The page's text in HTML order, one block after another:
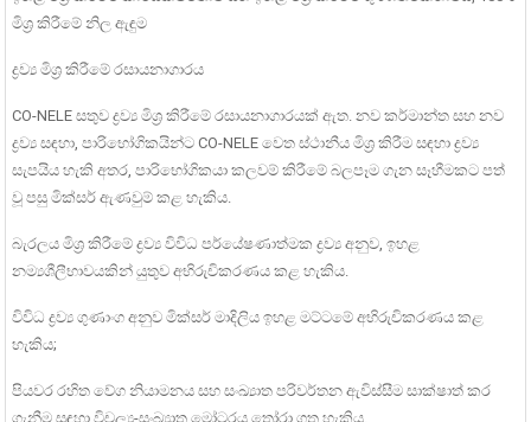
මිශ්‍ර කිරීමේ නිල ඇඳුම
ද්‍රව්‍ය මිශ්‍ර කිරීමේ රසායනාගාරය
CO-NELE සතුව ද්‍රව්‍ය මිශ්‍ර කිරීමේ රසායනාගාරයක් ඇත. නව කර්මාන්ත සහ නව
ද්‍රව්‍ය සඳහා, පාරිභෝගිකයින්ට CO-NELE වෙත ස්ථානීය මිශ්‍ර කිරීම සඳහා ද්‍රව්‍ය
සැපයිය හැකි අතර, පාරිභෝගිකයා කලවම් කිරීමේ බලපෑම ගැන සෑහීමකට පත්
වූ පසු මික්සර් ඇණවුම් කළ හැකිය.
බැරලය මිශ්‍ර කිරීමේ ද්‍රව්‍ය විවිධ පර්යේෂණාත්මක ද්‍රව්‍ය අනුව, ඉහළ
නම්‍යශීලීභාවයකින් යුතුව අභිරුචිකරණය කළ හැකිය.
විවිධ ද්‍රව්‍ය ගුණාංග අනුව මික්සර් මාදිලිය ඉහළ මට්ටමේ අභිරුචිකරණය කළ
හැකිය;
පියවර රහිත වේග නියාමනය සහ සංඛ්‍යාත පරිවර්තන ඇවිස්සීම සාක්ෂාත් කර
ගැනීම සඳහා විචල්‍ය-සංඛ්‍යාත මෝටරය තෝරා ගත හැකිය.